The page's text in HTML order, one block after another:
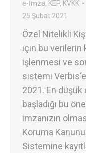
e-İmza, KEP, KVKK
25 Şubat 2021
Özel Nitelikli
için bu verilerin
işlenmesi ve
sistemi
2021. En düşük
başladığı bu
imzanızın
Koruma
Sistemine